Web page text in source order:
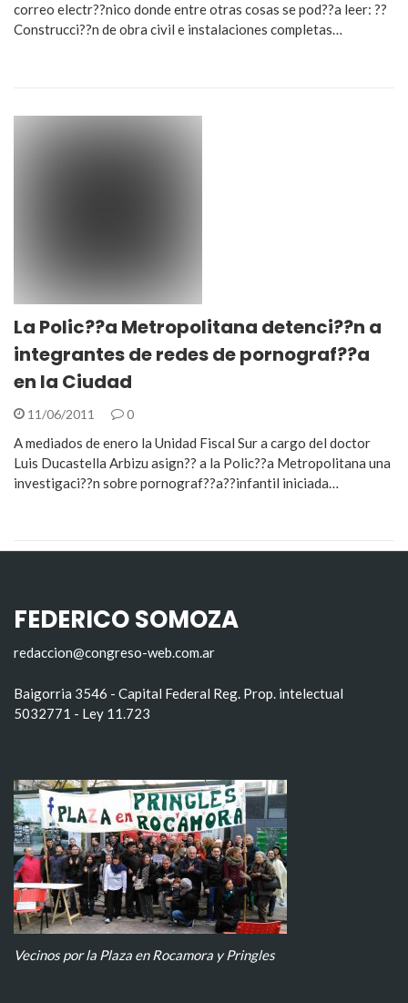
correo electr??nico donde entre otras cosas se pod??a leer: ??
Construcci??n de obra civil e instalaciones completas…
La Polic??a Metropolitana detenci??n a
integrantes de redes de pornograf??a
en la Ciudad
11/06/2011 0
A mediados de enero la Unidad Fiscal Sur a cargo del doctor
Luis Ducastella Arbizu asign?? a la Polic??a Metropolitana una
investigaci??n sobre pornograf??a??infantil iniciada…
FEDERICO SOMOZA
redaccion@congreso-web.com.ar
Baigorria 3546 - Capital Federal Reg. Prop. intelectual
5032771 - Ley 11.723
Vecinos por la Plaza en Rocamora y Pringles